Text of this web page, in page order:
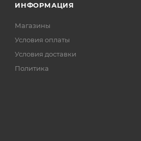
ИНФОРМАЦИЯ
Магазины
Условия оплаты
Условия доставки
Политика